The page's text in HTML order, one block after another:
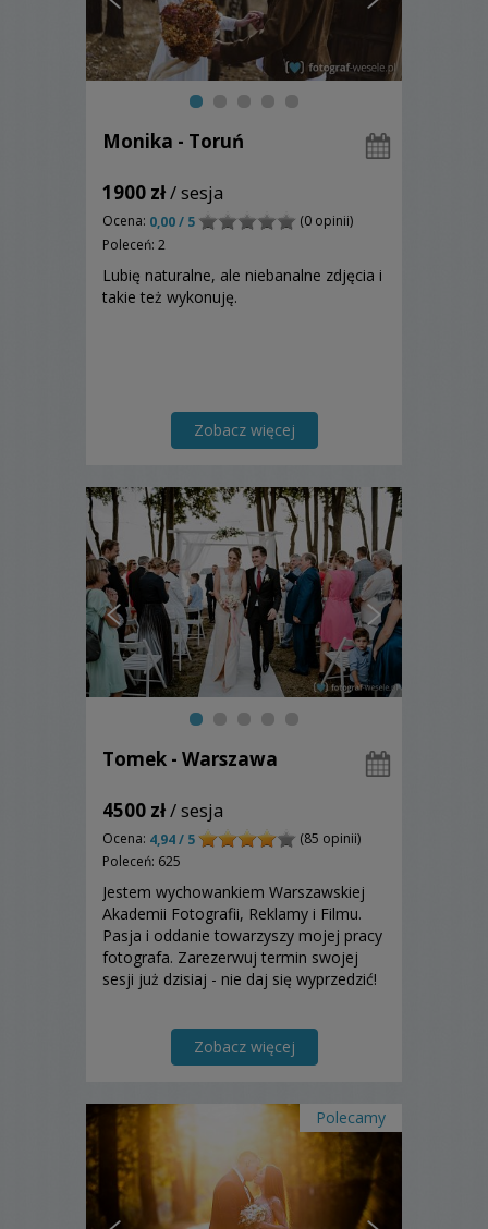
Monika - Toruń
1900 zł/ sesja
Ocena: 0,00 / 5
(0 opinii)
Poleceń: 2
Lubię naturalne, ale niebanalne zdjęcia i
takie też wykonuję.
Zobacz więcej
Tomek - Warszawa
4500 zł/ sesja
Ocena: 4,94 / 5
(85 opinii)
Poleceń: 625
Jestem wychowankiem Warszawskiej
Akademii Fotografii, Reklamy i Filmu.
Pasja i oddanie towarzyszy mojej pracy
fotografa. Zarezerwuj termin swojej
sesji już dzisiaj - nie daj się wyprzedzić!
Zobacz więcej
Polecamy